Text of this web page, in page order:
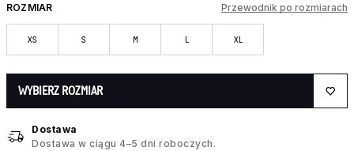
ROZMIAR Przewodnik po rozmiarach
XS S M L XL
WYBIERZ ROZMIAR
Dostawa
Dostawa w ciągu 4–5 dni roboczych.